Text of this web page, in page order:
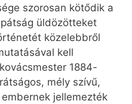
szorosan kötődik a
üldözötteket
közelebbről
kell
1884-
mély szívű,
jellemezték